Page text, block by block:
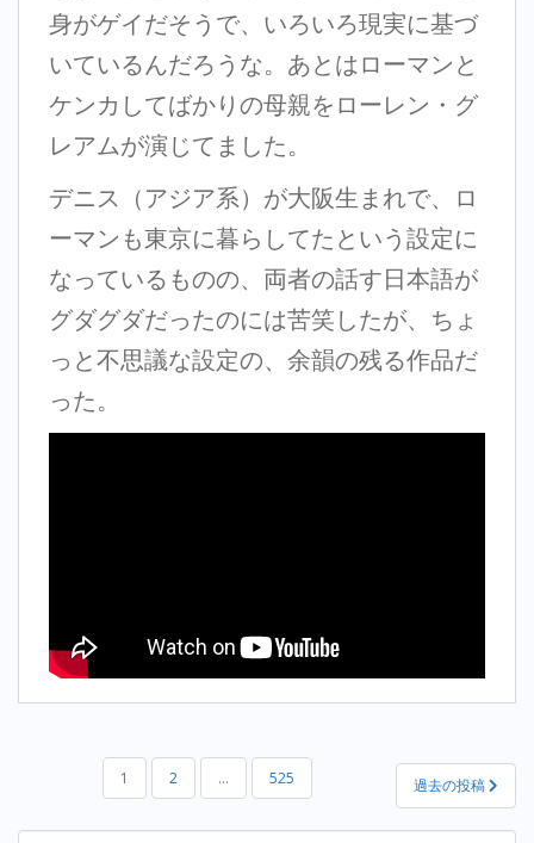
身がゲイだそうで、いろいろ現実に基づ
いているんだろうな。あとはローマンと
ケンカしてばかりの母親をローレン・グ
レアムが演じてました。
デニス（アジア系）が大阪生まれで、ロ
ーマンも東京に暮らしてたという設定に
なっているものの、両者の話す日本語が
グダグダだったのには苦笑したが、ちょ
っと不思議な設定の、余韻の残る作品だ
った。
1 2 … 525 過去の投稿